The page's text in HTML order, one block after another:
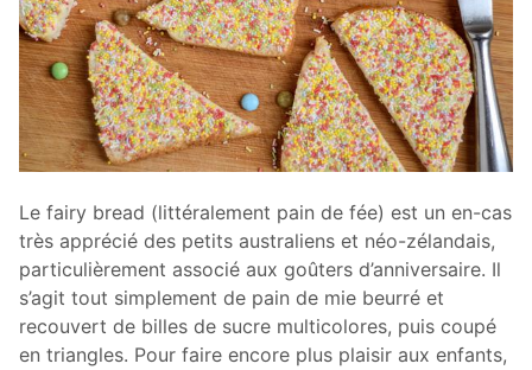
Le fairy bread (littéralement pain de fée) est un en-cas
très apprécié des petits australiens et néo-zélandais,
particulièrement associé aux goûters d’anniversaire. Il
s’agit tout simplement de pain de mie beurré et
recouvert de billes de sucre multicolores, puis coupé
en triangles. Pour faire encore plus plaisir aux enfants,